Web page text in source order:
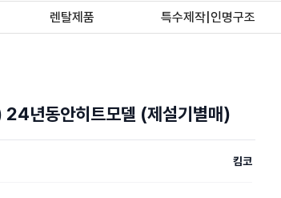
렌탈제품 특수제작|인명구조
년동안히트모델 (제설기별매)
킴코